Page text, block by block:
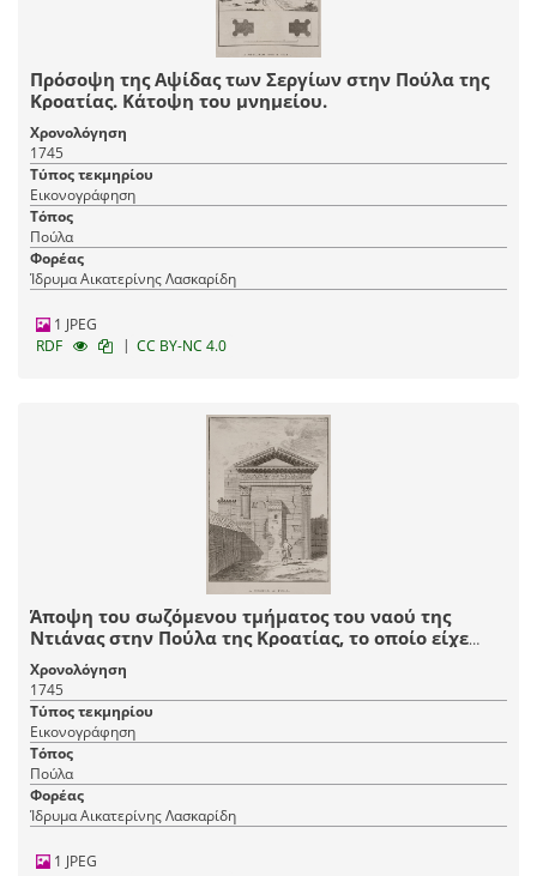
Πρόσοψη της Αψίδας των Σεργίων στην Πούλα της
Κροατίας. Κάτοψη του μνημείου.
Χρονολόγηση
1745
Τύπος τεκμηρίου
Εικονογράφηση
Τόπος
Πούλα
Φορέας
Ίδρυμα Αικατερίνης Λασκαρίδη
1 JPEG
RDF
| CC BY-NC 4.0
Άποψη του σωζόμενου τμήματος του ναού της
Ντιάνας στην Πούλα της Κροατίας, το οποίο είχε
ενσωματωθεί σε δημόσιο διοικητικό κτίριο, σήμερα
δημαρχείο της πόλης.
Χρονολόγηση
1745
Τύπος τεκμηρίου
Εικονογράφηση
Τόπος
Πούλα
Φορέας
Ίδρυμα Αικατερίνης Λασκαρίδη
1 JPEG